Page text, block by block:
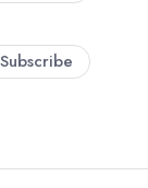
Subscribe